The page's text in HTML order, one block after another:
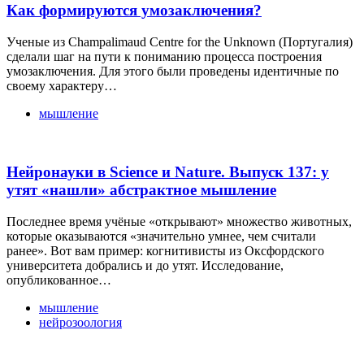
Как формируются умозаключения?
Ученые из Champalimaud Centre for the Unknown (Португалия)
сделали шаг на пути к пониманию процесса построения
умозаключения. Для этого были проведены идентичные по
своему характеру…
мышление
Нейронауки в Science и Nature. Выпуск 137: у
утят «нашли» абстрактное мышление
Последнее время учёные «открывают» множество животных,
которые оказываются «значительно умнее, чем считали
ранее». Вот вам пример: когнитивисты из Оксфордского
университета добрались и до утят. Исследование,
опубликованное…
мышление
нейрозоология